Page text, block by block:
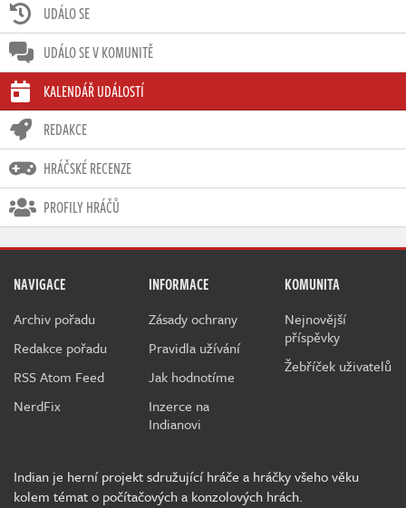
UDÁLO SE
UDÁLO SE V KOMUNITĚ
KALENDÁŘ UDÁLOSTÍ
REDAKCE
HRÁČSKÉ RECENZE
PROFILY HRÁČŮ
NAVIGACE
Archiv pořadu
Redakce pořadu
RSS Atom Feed
NerdFix
INFORMACE
Zásady ochrany
Pravidla užívání
Jak hodnotíme
Inzerce na
Indianovi
KOMUNITA
Nejnovější
příspěvky
Žebříček uživatelů
Indian je herní projekt sdružující hráče a hráčky všeho věku
kolem témat o počítačových a konzolových hrách.